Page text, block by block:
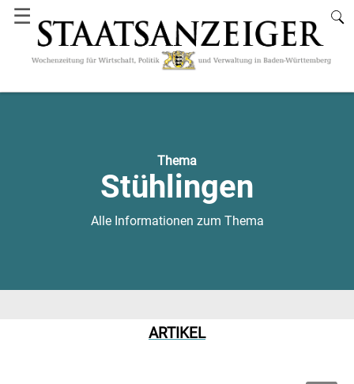
☰
Thema
Stühlingen
Alle Informationen zum Thema
ARTIKEL